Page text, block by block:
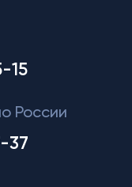
15
России
37